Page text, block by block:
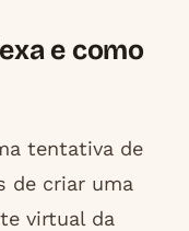
e como
tentativa de
de criar uma
virtual da